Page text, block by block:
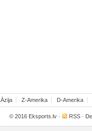
Āzija Z-Amerika D-Amerika
© 2016 Eksports.lv · RSS ·